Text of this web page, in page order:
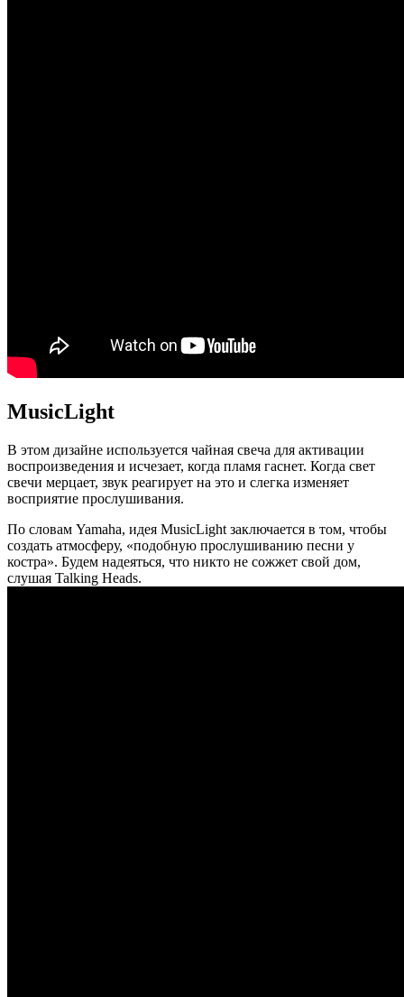
MusicLight
В этом дизайне используется чайная свеча для активации
воспроизведения и исчезает, когда пламя гаснет. Когда свет
свечи мерцает, звук реагирует на это и слегка изменяет
восприятие прослушивания.
По словам Yamaha, идея MusicLight заключается в том, чтобы
создать атмосферу, «подобную прослушиванию песни у
костра». Будем надеяться, что никто не сожжет свой дом,
слушая Talking Heads.